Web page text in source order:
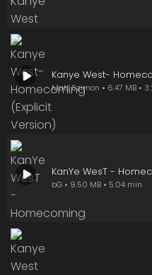
Kanye West-
Matt Szimon • 6.47 MB •
KanYe WesT -
bG • 9.50 MB • 5:04 min